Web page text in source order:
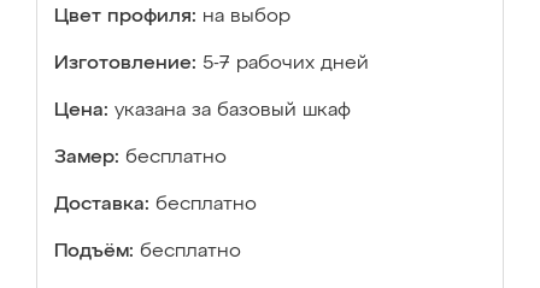
Цвет профиля: на выбор
Изготовление: 5-7 рабочих дней
Цена: указана за базовый шкаф
Замер: бесплатно
Доставка: бесплатно
Подъём: бесплатно